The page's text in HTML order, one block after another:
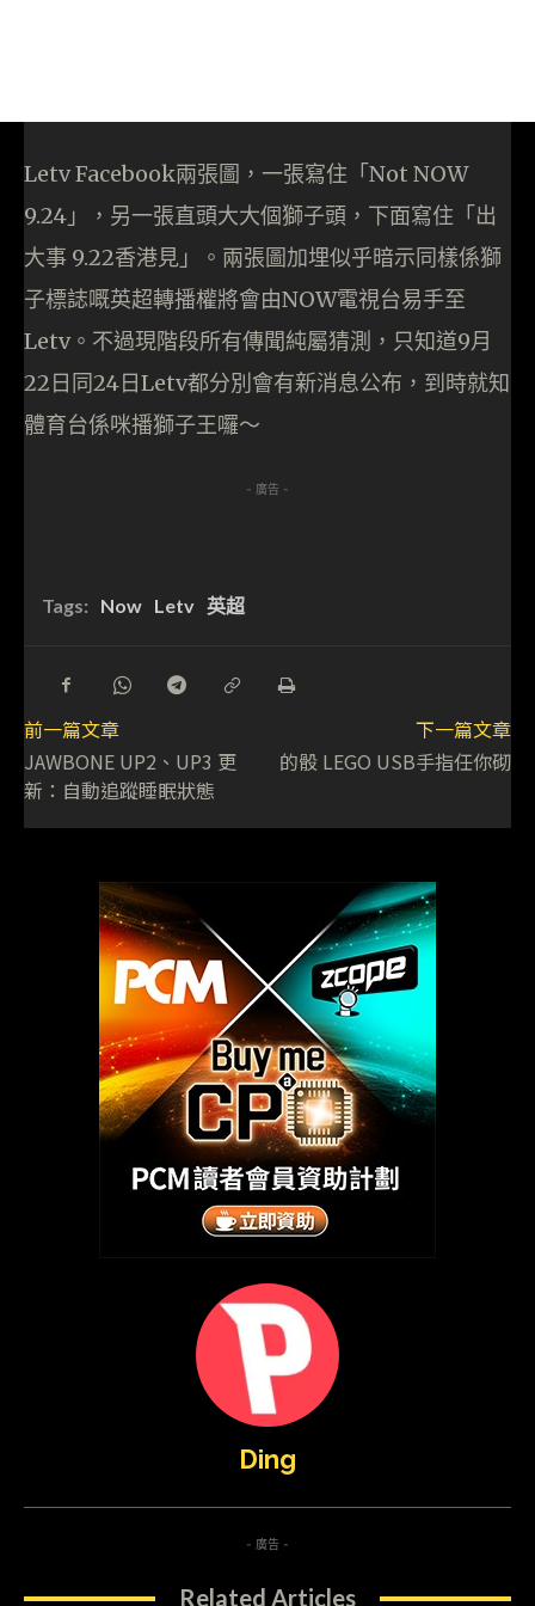
Letv Facebook兩張圖，一張寫住「Not NOW
9.24」，另一張直頭大大個獅子頭，下面寫住「出
大事 9.22香港見」。兩張圖加埋似乎暗示同樣係獅
子標誌嘅英超轉播權將會由NOW電視台易手至
Letv。不過現階段所有傳聞純屬猜測，只知道9月
22日同24日Letv都分別會有新消息公布，到時就知
體育台係咪播獅子王囉～
- 廣告 -
Tags: Now Letv 英超
前一篇文章
JAWBONE UP2、UP3 更
新：自動追蹤睡眠狀態
下一篇文章
的骰 LEGO USB手指任你砌
Ding
- 廣告 -
Related Articles